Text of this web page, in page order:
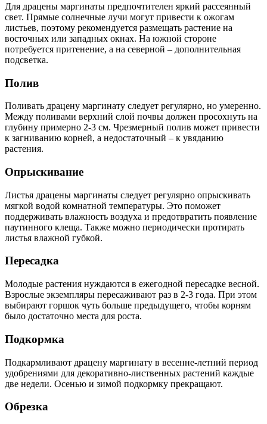
Для драцены маргинаты предпочтителен яркий рассеянный
свет. Прямые солнечные лучи могут привести к ожогам
листьев, поэтому рекомендуется размещать растение на
восточных или западных окнах. На южной стороне
потребуется притенение, а на северной – дополнительная
подсветка.
Полив
Поливать драцену маргинату следует регулярно, но умеренно.
Между поливами верхний слой почвы должен просохнуть на
глубину примерно 2-3 см. Чрезмерный полив может привести
к загниванию корней, а недостаточный – к увяданию
растения.
Опрыскивание
Листья драцены маргинаты следует регулярно опрыскивать
мягкой водой комнатной температуры. Это поможет
поддерживать влажность воздуха и предотвратить появление
паутинного клеща. Также можно периодически протирать
листья влажной губкой.
Пересадка
Молодые растения нуждаются в ежегодной пересадке весной.
Взрослые экземпляры пересаживают раз в 2-3 года. При этом
выбирают горшок чуть больше предыдущего, чтобы корням
было достаточно места для роста.
Подкормка
Подкармливают драцену маргинату в весенне-летний период
удобрениями для декоративно-лиственных растений каждые
две недели. Осенью и зимой подкормку прекращают.
Обрезка